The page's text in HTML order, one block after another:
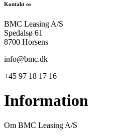
Kontakt os
BMC Leasing A/S
Spedalsø 61
8700 Horsens
info@bmc.dk
+45 97 18 17 16
Information
Om BMC Leasing A/S